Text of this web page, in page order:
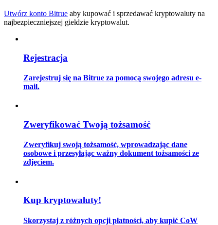
Strategie handlowe
Dowiedz się, jak zachować rentowność
Utwórz konto Bitrue aby kupować i sprzedawać kryptowaluty na
najbezpieczniejszej giełdzie kryptowalut.
Rejestracja
Zarejestruj się na Bitrue za pomocą swojego adresu e-
mail.
Zweryfikować Twoją tożsamość
Zweryfikuj swoją tożsamość, wprowadzając dane
osobowe i przesyłając ważny dokument tożsamości ze
zdjęciem.
Kup kryptowaluty!
Skorzystaj z różnych opcji płatności, aby kupić CoW